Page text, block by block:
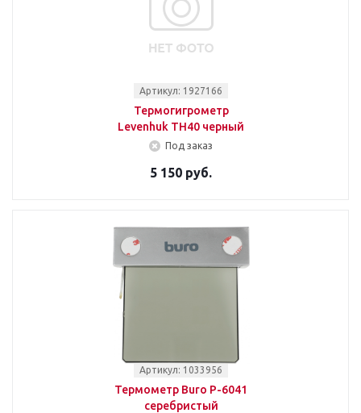
Артикул: 1927166
Термогигрометр
Levenhuk TH40 черный
Под заказ
5 150 руб.
Артикул: 1033956
Термометр Buro P-6041
серебристый